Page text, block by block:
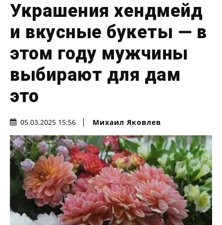
Украшения хендмейд
и вкусные букеты — в
этом году мужчины
выбирают для дам
это
05.03.2025 15:56 Михаил Яковлев